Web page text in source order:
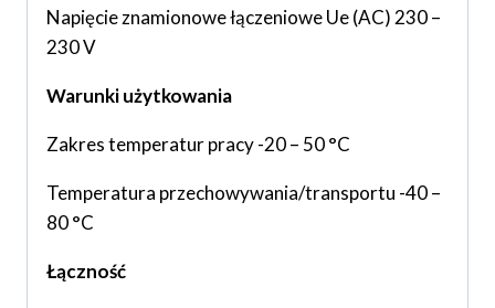
Napięcie znamionowe łączeniowe Ue (AC) 230 –
230 V
Warunki użytkowania
Zakres temperatur pracy -20 – 50 °C
Temperatura przechowywania/transportu -40 –
80 °C
Łączność